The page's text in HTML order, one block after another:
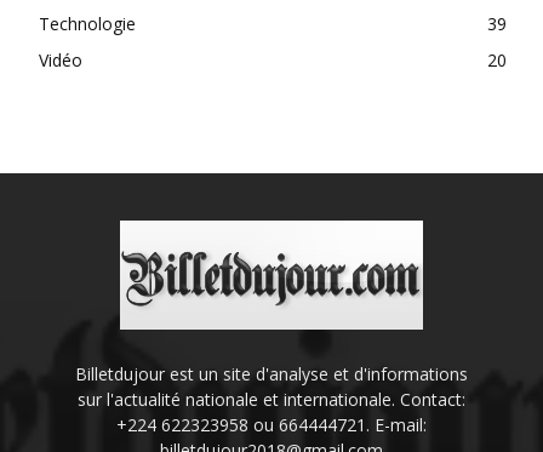
Technologie
39
Vidéo
20
Billetdujour est un site d'analyse et d'informations
sur l'actualité nationale et internationale. Contact:
+224 622323958 ou 664444721. E-mail: